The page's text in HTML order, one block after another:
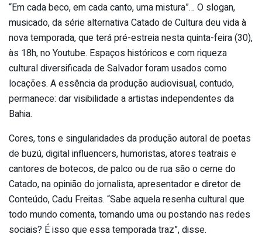
“Em cada beco, em cada canto, uma mistura”… O slogan,
musicado, da série alternativa Catado de Cultura deu vida à
nova temporada, que terá pré-estreia nesta quinta-feira (30),
às 18h, no Youtube. Espaços históricos e com riqueza
cultural diversificada de Salvador foram usados como
locações. A essência da produção audiovisual, contudo,
permanece: dar visibilidade a artistas independentes da
Bahia.
Cores, tons e singularidades da produção autoral de poetas
de buzú, digital influencers, humoristas, atores teatrais e
cantores de botecos, de palco ou de rua são o cerne do
Catado, na opinião do jornalista, apresentador e diretor de
Conteúdo, Cadu Freitas. “Sabe aquela resenha cultural que
todo mundo comenta, tomando uma ou postando nas redes
sociais? É isso que essa temporada traz”, disse.